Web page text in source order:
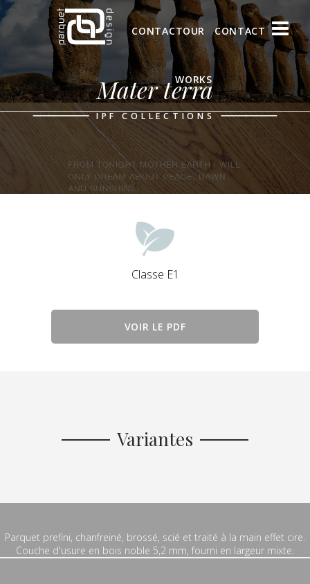
CONTACTOUR
WORKS
CONTACT
Mater terra
IPF COLLECTIONS
Classe E1
VOIR LE PDF
Variantes
Parquet prefini, chanfreiné, brossé, scié et traité à la main effet cire.
Couche d'usure en bois noble 5,2 mm, fourni en largeur mixte.